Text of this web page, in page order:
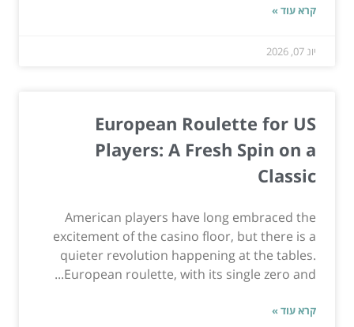
קרא עוד »
יונ 07, 2026
European Roulette for US
Players: A Fresh Spin on a
Classic
American players have long embraced the
excitement of the casino floor, but there is a
quieter revolution happening at the tables.
European roulette, with its single zero and...
קרא עוד »